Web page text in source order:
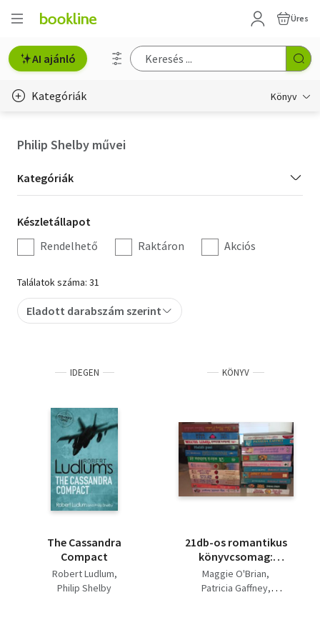
Üres
AI ajánló
Kategóriák Könyv
Hobbi, szabadidő
Irodalom
Művészet
Szakkönyv
Tankönyv, segédkönyv
Társadalomtudomány
Természettudomány
Történelem
Philip Shelby művei
Kategória
szűrés
Kategóriák
Készletállapot
szűrés
Készletállapot
Rendelhető
Raktáron Akciós
Találatok száma: 31
Eladott darabszám szerint
IDEGEN
The Cassandra
Compact
Robert Ludlum
Philip Shelby
KÖNYV
21db-os romantikus
könyvcsomag:
Szemedben élek,
Megszerezni és
Maggie O'Brian
Patricia Gaffney